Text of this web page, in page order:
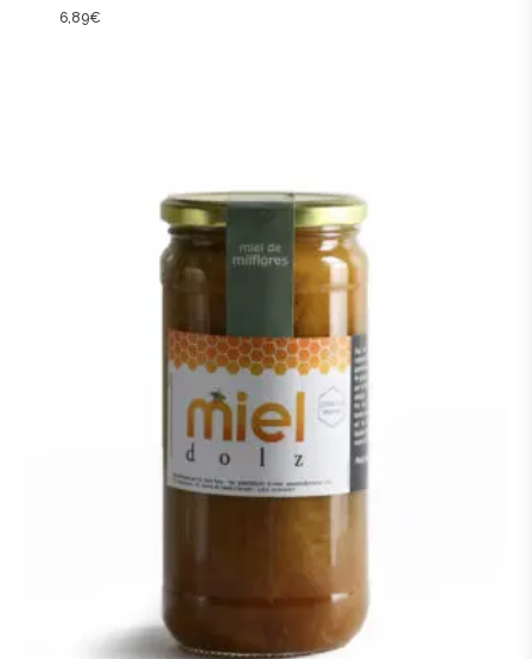
6,89€